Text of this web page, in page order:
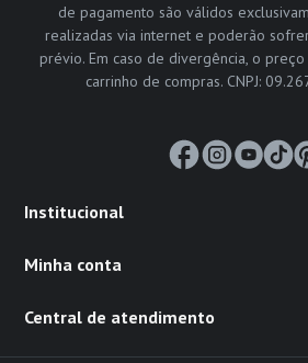
de pagamento são válidos
realizadas via internet e poderão
prévio. Em caso de divergência, o
carrinho de compras. CNPJ:
Institucional
Minha conta
Central de atendimento